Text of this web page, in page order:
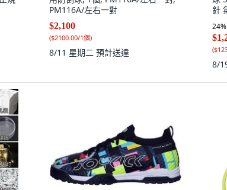
PM116A/左右一對
$2,100
($2100.00/1個)
8/11 星期二 預計送達
針
24%
(
8/